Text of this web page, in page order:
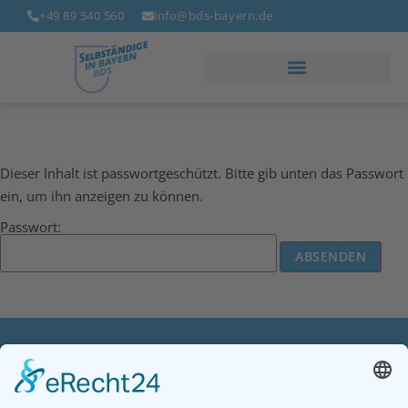
+49 89 540 560 info@bds-bayern.de
Dieser Inhalt ist passwortgeschützt. Bitte gib unten das Passwort
ein, um ihn anzeigen zu können.
Passwort: